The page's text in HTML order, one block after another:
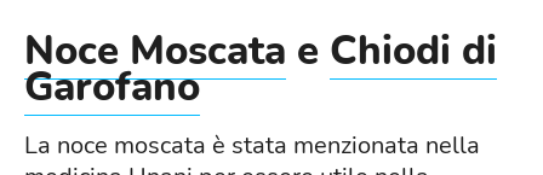
Noce Moscata e Chiodi di
Garofano
La noce moscata è stata menzionata nella